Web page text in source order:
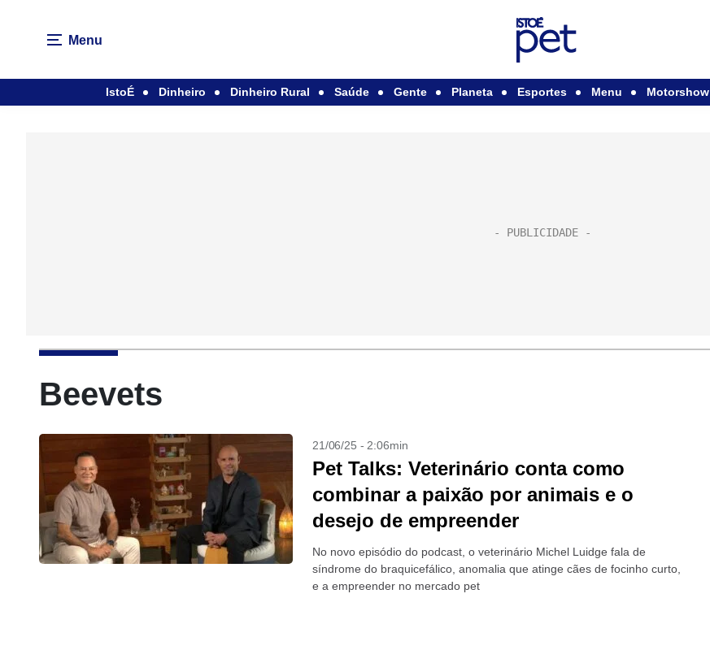
Menu
IstoÉ Dinheiro Dinheiro Rural Saúde Gente Planeta Esportes Menu Motorshow
Beevets
21/06/25 - 2:06min
Pet Talks: Veterinário conta como
combinar a paixão por animais e o
desejo de empreender
No novo episódio do podcast, o veterinário Michel Luidge fala de
síndrome do braquicefálico, anomalia que atinge cães de focinho curto,
e a empreender no mercado pet